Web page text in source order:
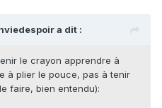
a dit :
le crayon apprendre à
à plier le pouce, pas à tenir
faire, bien entendu):